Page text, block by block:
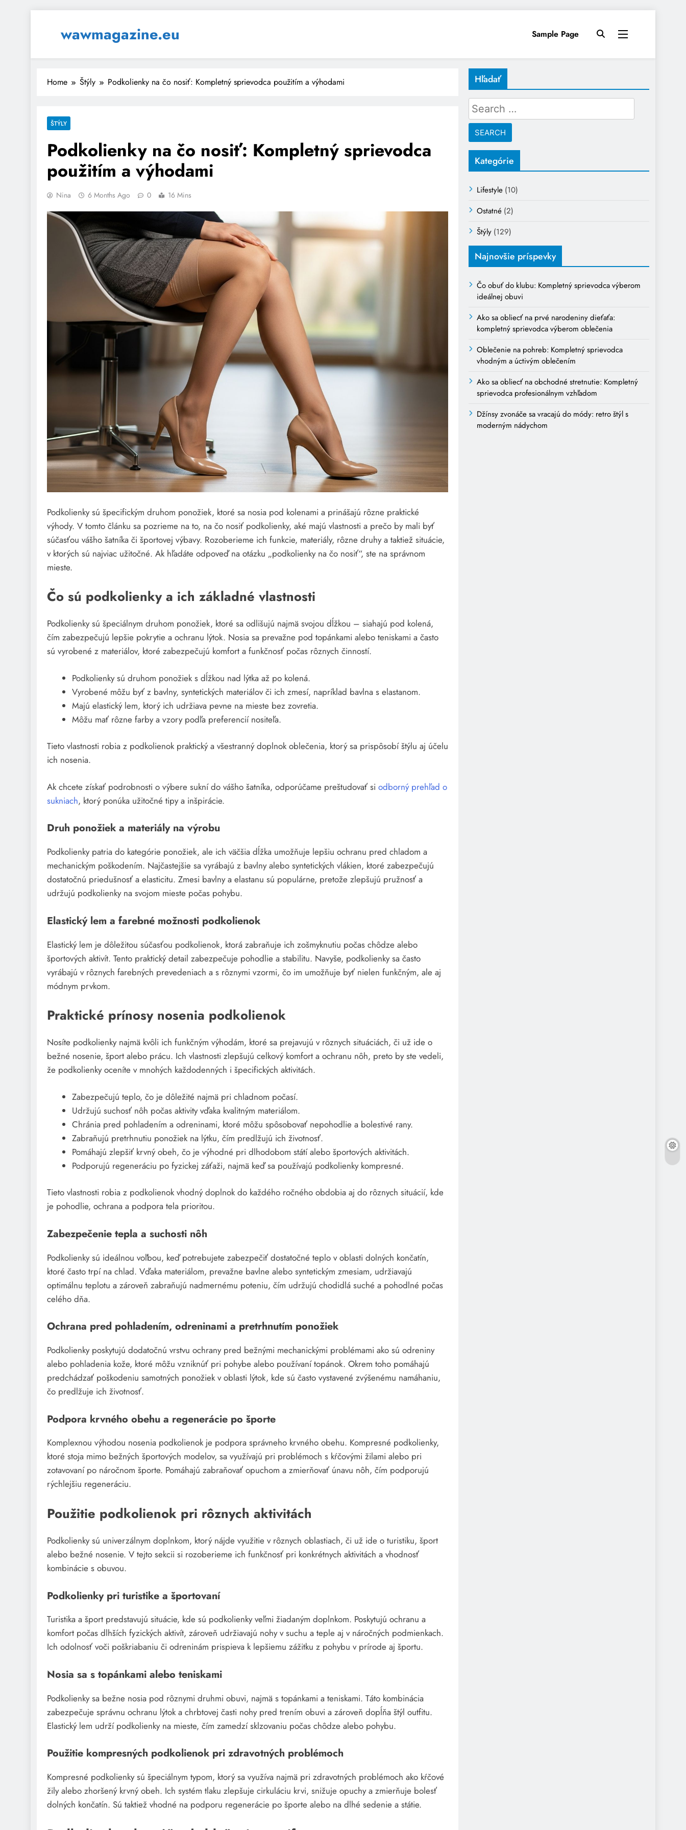
wawmagazine.eu Sample Page
Home Štýly Podkolienky na čo nosiť: Kompletný sprievodca použitím a výhodami
ŠTÝLY
Podkolienky na čo nosiť: Kompletný sprievodca
použitím a výhodami
Nina 6 Months Ago 0 16 Mins
Podkolienky sú špecifickým druhom ponožiek, ktoré sa nosia pod kolenami a prinášajú rôzne praktické
výhody. V tomto článku sa pozrieme na to, na čo nosiť podkolienky, aké majú vlastnosti a prečo by mali byť
súčasťou vášho šatníka či športovej výbavy. Rozoberieme ich funkcie, materiály, rôzne druhy a taktiež situácie,
v ktorých sú najviac užitočné. Ak hľadáte odpoveď na otázku „podkolienky na čo nosiť“, ste na správnom
mieste.
Čo sú podkolienky a ich základné vlastnosti
Podkolienky sú špeciálnym druhom ponožiek, ktoré sa odlišujú najmä svojou dĺžkou – siahajú pod kolená,
čím zabezpečujú lepšie pokrytie a ochranu lýtok. Nosia sa prevažne pod topánkami alebo teniskami a často
sú vyrobené z materiálov, ktoré zabezpečujú komfort a funkčnosť počas rôznych činností.
Podkolienky sú druhom ponožiek s dĺžkou nad lýtka až po kolená.
Vyrobené môžu byť z bavlny, syntetických materiálov či ich zmesí, napríklad bavlna s elastanom.
Majú elastický lem, ktorý ich udržiava pevne na mieste bez zovretia.
Môžu mať rôzne farby a vzory podľa preferencií nositeľa.
Tieto vlastnosti robia z podkolienok praktický a všestranný doplnok oblečenia, ktorý sa prispôsobí štýlu aj účelu
ich nosenia.
Ak chcete získať podrobnosti o výbere sukní do vášho šatníka, odporúčame preštudovať si odborný prehľad o
sukniach, ktorý ponúka užitočné tipy a inšpirácie.
Druh ponožiek a materiály na výrobu
Podkolienky patria do kategórie ponožiek, ale ich väčšia dĺžka umožňuje lepšiu ochranu pred chladom a
mechanickým poškodením. Najčastejšie sa vyrábajú z bavlny alebo syntetických vlákien, ktoré zabezpečujú
dostatočnú priedušnosť a elasticitu. Zmesi bavlny a elastanu sú populárne, pretože zlepšujú pružnosť a
udržujú podkolienky na svojom mieste počas pohybu.
Elastický lem a farebné možnosti podkolienok
Elastický lem je dôležitou súčasťou podkolienok, ktorá zabraňuje ich zošmyknutiu počas chôdze alebo
športových aktivít. Tento praktický detail zabezpečuje pohodlie a stabilitu. Navyše, podkolienky sa často
vyrábajú v rôznych farebných prevedeniach a s rôznymi vzormi, čo im umožňuje byť nielen funkčným, ale aj
módnym prvkom.
Praktické prínosy nosenia podkolienok
Nosíte podkolienky najmä kvôli ich funkčným výhodám, ktoré sa prejavujú v rôznych situáciách, či už ide o
bežné nosenie, šport alebo prácu. Ich vlastnosti zlepšujú celkový komfort a ochranu nôh, preto by ste vedeli,
že podkolienky oceníte v mnohých každodenných i špecifických aktivitách.
Zabezpečujú teplo, čo je dôležité najmä pri chladnom počasí.
Udržujú suchosť nôh počas aktivity vďaka kvalitným materiálom.
Chránia pred pohladením a odreninami, ktoré môžu spôsobovať nepohodlie a bolestivé rany.
Zabraňujú pretrhnutiu ponožiek na lýtku, čím predlžujú ich životnosť.
Pomáhajú zlepšiť krvný obeh, čo je výhodné pri dlhodobom státí alebo športových aktivitách.
Podporujú regeneráciu po fyzickej záťaži, najmä keď sa používajú podkolienky kompresné.
Tieto vlastnosti robia z podkolienok vhodný doplnok do každého ročného obdobia aj do rôznych situácií, kde
je pohodlie, ochrana a podpora tela prioritou.
Zabezpečenie tepla a suchosti nôh
Podkolienky sú ideálnou voľbou, keď potrebujete zabezpečiť dostatočné teplo v oblasti dolných končatín,
ktoré často trpí na chlad. Vďaka materiálom, prevažne bavlne alebo syntetickým zmesiam, udržiavajú
optimálnu teplotu a zároveň zabraňujú nadmernému poteniu, čím udržujú chodidlá suché a pohodlné počas
celého dňa.
Ochrana pred pohladením, odreninami a pretrhnutím ponožiek
Podkolienky poskytujú dodatočnú vrstvu ochrany pred bežnými mechanickými problémami ako sú odreniny
alebo pohladenia kože, ktoré môžu vzniknúť pri pohybe alebo používaní topánok. Okrem toho pomáhajú
predchádzať poškodeniu samotných ponožiek v oblasti lýtok, kde sú často vystavené zvýšenému namáhaniu,
čo predlžuje ich životnosť.
Podpora krvného obehu a regenerácie po športe
Komplexnou výhodou nosenia podkolienok je podpora správneho krvného obehu. Kompresné podkolienky,
ktoré stoja mimo bežných športových modelov, sa využívajú pri problémoch s kŕčovými žilami alebo pri
zotavovaní po náročnom športe. Pomáhajú zabraňovať opuchom a zmierňovať únavu nôh, čím podporujú
rýchlejšiu regeneráciu.
Použitie podkolienok pri rôznych aktivitách
Podkolienky sú univerzálnym doplnkom, ktorý nájde využitie v rôznych oblastiach, či už ide o turistiku, šport
alebo bežné nosenie. V tejto sekcii si rozoberieme ich funkčnosť pri konkrétnych aktivitách a vhodnosť
kombinácie s obuvou.
Podkolienky pri turistike a športovaní
Turistika a šport predstavujú situácie, kde sú podkolienky veľmi žiadaným doplnkom. Poskytujú ochranu a
komfort počas dlhších fyzických aktivít, zároveň udržiavajú nohy v suchu a teple aj v náročných podmienkach.
Ich odolnosť voči poškriabaniu či odreninám prispieva k lepšiemu zážitku z pohybu v prírode aj športu.
Nosia sa s topánkami alebo teniskami
Podkolienky sa bežne nosia pod rôznymi druhmi obuvi, najmä s topánkami a teniskami. Táto kombinácia
zabezpečuje správnu ochranu lýtok a chrbtovej časti nohy pred trením obuvi a zároveň dopĺňa štýl outfitu.
Elastický lem udrží podkolienky na mieste, čím zamedzí sklzovaniu počas chôdze alebo pohybu.
Použitie kompresných podkolienok pri zdravotných problémoch
Kompresné podkolienky sú špeciálnym typom, ktorý sa využíva najmä pri zdravotných problémoch ako kŕčové
žily alebo zhoršený krvný obeh. Ich systém tlaku zlepšuje cirkuláciu krvi, snižuje opuchy a zmierňuje bolesť
dolných končatín. Sú taktiež vhodné na podporu regenerácie po športe alebo na dlhé sedenie a státie.
Hľadať
Search
for:
Kategórie
Lifestyle (10)
Ostatné (2)
Štýly (129)
Najnovšie príspevky
Čo obuť do klubu: Kompletný sprievodca výberom
ideálnej obuvi
Ako sa obliecť na prvé narodeniny dieťaťa:
kompletný sprievodca výberom oblečenia
Oblečenie na pohreb: Kompletný sprievodca
vhodným a úctivým oblečením
Ako sa obliecť na obchodné stretnutie: Kompletný
sprievodca profesionálnym vzhľadom
Džínsy zvonáče sa vracajú do módy: retro štýl s
moderným nádychom